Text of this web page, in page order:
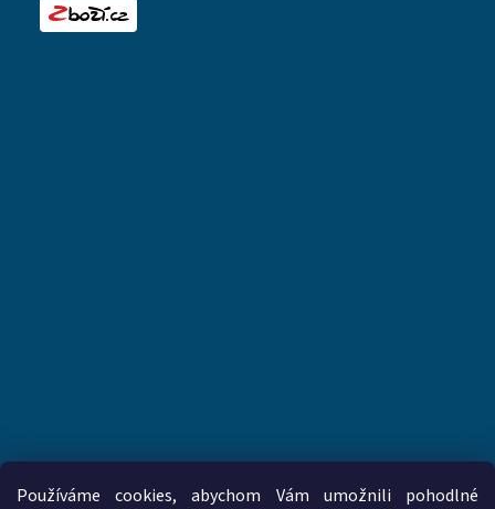
Používáme cookies, abychom Vám umožnili pohodlné